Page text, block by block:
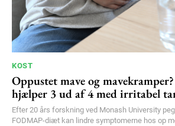
KOST
Oppustet mave og
hjælper 3 ud af 4 med irritabel
Efter 20 års forskning ved Monash University
FODMAP-diæt kan lindre symptomerne hos op